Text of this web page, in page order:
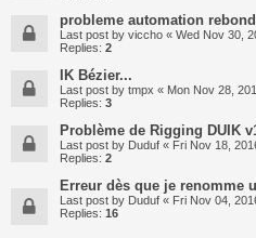
probleme automation
Last post by viccho « Wed Nov 30,
Replies: 2
IK Bézier...
Last post by tmpx « Mon Nov 28,
Replies: 3
Problème de Rigging DUIK
Last post by Duduf « Fri Nov 18,
Replies: 2
Erreur dès que je renomme
Last post by Duduf « Fri Nov 04,
Replies: 16